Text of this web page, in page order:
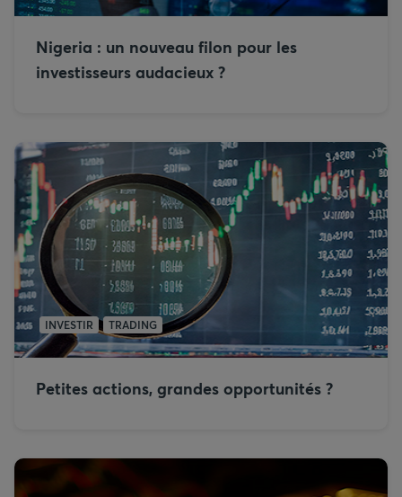
Nigeria : un nouveau filon pour les
investisseurs audacieux ?
INVESTIR TRADING
Petites actions, grandes opportunités ?